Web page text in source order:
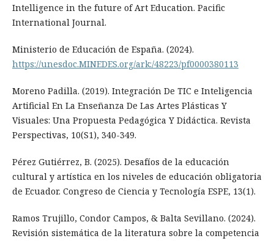
Intelligence in the future of Art Education. Pacific
International Journal.
Ministerio de Educación de España. (2024).
https://unesdoc.MINEDES.org/ark:/48223/pf0000380113
Moreno Padilla. (2019). Integración De TIC e Inteligencia
Artificial En La Enseñanza De Las Artes Plásticas Y
Visuales: Una Propuesta Pedagógica Y Didáctica. Revista
Perspectivas, 10(S1), 340-349.
Pérez Gutiérrez, B. (2025). Desafíos de la educación
cultural y artística en los niveles de educación obligatoria
de Ecuador. Congreso de Ciencia y Tecnología ESPE, 13(1).
Ramos Trujillo, Condor Campos, & Balta Sevillano. (2024).
Revisión sistemática de la literatura sobre la competencia